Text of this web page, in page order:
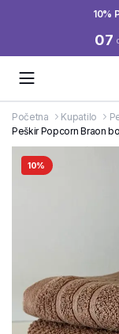
10%
07
Početna Kupatilo
Peškir Popcorn Braon
10%